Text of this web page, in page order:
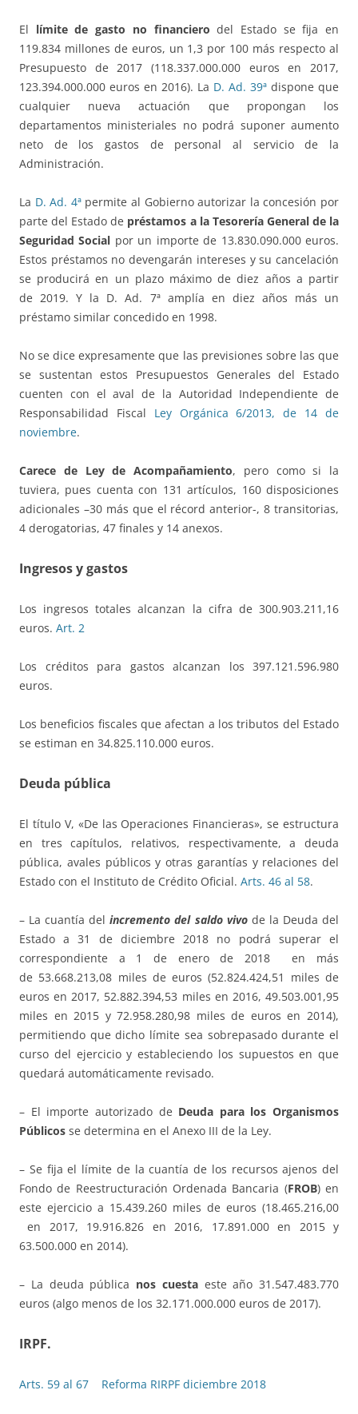
El límite de gasto no financierodel Estado se fija en
119.834 millones de euros, un 1,3 por 100 más respecto al
Presupuesto de 2017 (118.337.000.000 euros en 2017,
123.394.000.000 euros en 2016). La D. Ad. 39ª dispone que
cualquier nueva actuación que propongan los
departamentos ministeriales no podrá suponer aumento
neto de los gastos de personal al servicio de la
Administración.
La D. Ad. 4ªpermite al Gobierno autorizar la concesión por
parte del Estado de préstamos a la Tesorería General de la
Seguridad Social por un importe de 13.830.090.000 euros.
Estos préstamos no devengarán intereses y su cancelación
se producirá en un plazo máximo de diez años a partir
de 2019. Y la D. Ad. 7ª amplía en diez años más un
préstamo similar concedido en 1998.
No se dice expresamente que las previsiones sobre las que
se sustentan estos Presupuestos Generales del Estado
cuenten con el aval de la Autoridad Independiente de
Responsabilidad Fiscal Ley Orgánica 6/2013, de 14 de
noviembre.
Carece de Ley de Acompañamiento, pero como si la
tuviera, pues cuenta con 131 artículos, 160 disposiciones
adicionales –30 más que el récord anterior-, 8 transitorias,
4 derogatorias, 47 finales y 14 anexos.
Ingresos y gastos
Los ingresos totales alcanzan la cifra de 300.903.211,16
euros. Art. 2
Los créditos para gastos alcanzan los 397.121.596.980
euros.
Los beneficios fiscales que afectan a los tributos del Estado
se estiman en 34.825.110.000 euros.
Deuda pública
El título V, «De las Operaciones Financieras», se estructura
en tres capítulos, relativos, respectivamente, a deuda
pública, avales públicos y otras garantías y relaciones del
Estado con el Instituto de Crédito Oficial. Arts. 46 al 58.
– La cuantía delincremento del saldo vivode la Deuda del
Estado a 31 de diciembre 2018 no podrá superar el
correspondiente a 1 de enero de 2018 en más
de 53.668.213,08 miles de euros (52.824.424,51 miles de
euros en 2017, 52.882.394,53 miles en 2016, 49.503.001,95
miles en 2015 y 72.958.280,98 miles de euros en 2014),
permitiendo que dicho límite sea sobrepasado durante el
curso del ejercicio y estableciendo los supuestos en que
quedará automáticamente revisado.
– El importe autorizado de Deuda para los Organismos
Públicos se determina en el Anexo III de la Ley.
– Se fija el límite de la cuantía de los recursos ajenos del
Fondo de Reestructuración Ordenada Bancaria (FROB) en
este ejercicio a 15.439.260 miles de euros (18.465.216,00
en 2017, 19.916.826 en 2016, 17.891.000 en 2015 y
63.500.000 en 2014).
– La deuda pública nos cuestaeste año 31.547.483.770
euros (algo menos de los 32.171.000.000 euros de 2017).
IRPF.
Arts. 59 al 67 Reforma RIRPF diciembre 2018